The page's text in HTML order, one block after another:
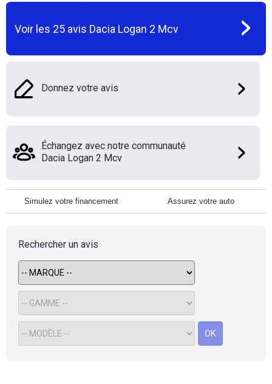
Voir les 25 avis Dacia Logan 2 Mcv
Donnez votre avis
Échangez avec notre communauté
Dacia Logan 2 Mcv
Simulez votre financement Assurez votre auto
Rechercher un avis
OK